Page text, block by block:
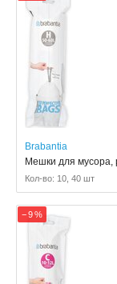
Brabantia
Мешки для мусора,
Кол-во: 10, 40 шт
− 9 %